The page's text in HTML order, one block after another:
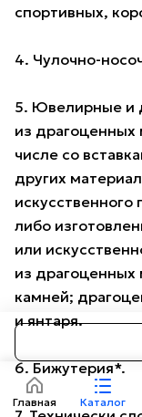
спортивных,
4. Чулочно-
5. Ювелирные и
из драгоценных
числе со
других
либо
или
из драгоценных
камней;
и янтаря.
6. Бижутерия*.
Главная Каталог